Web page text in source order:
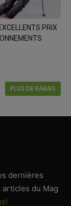
PRIX
PLUS DE RABAIS
dernières
du Mag